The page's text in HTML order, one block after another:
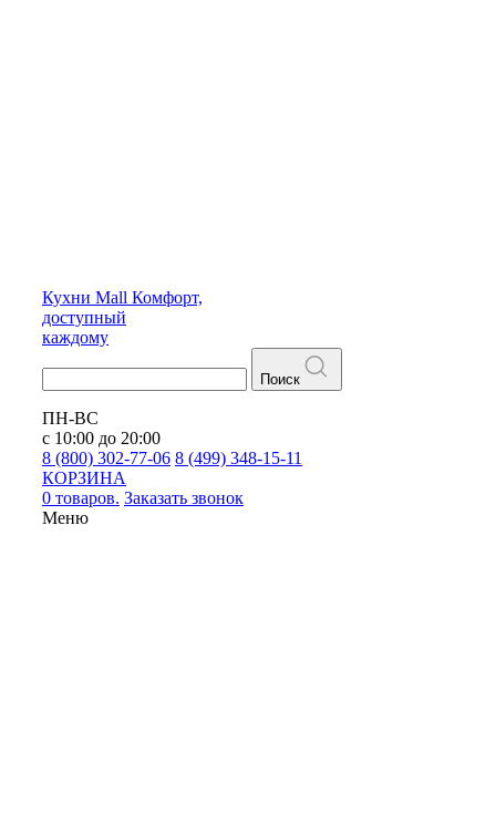
Кухни Mall Комфорт,
доступный
каждому
Поиск
ПН-ВС
с 10:00 до 20:00
8 (800) 302-77-06 8 (499) 348-15-11
КОРЗИНА
0 товаров. Заказать звонок
Меню